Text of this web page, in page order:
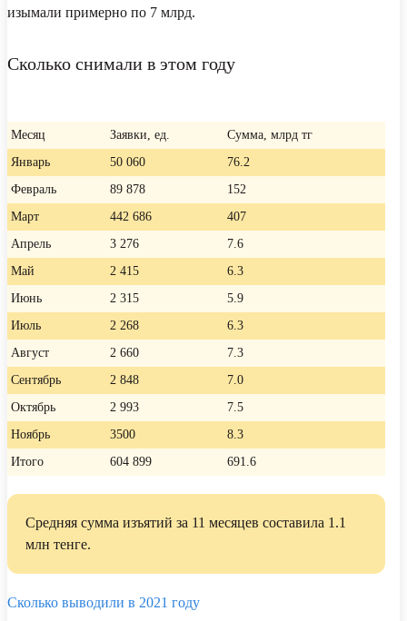
изымали примерно по 7 млрд.
Сколько снимали в этом году
Месяц Заявки, ед.
Сумма, млрд тг
Январь
50 060
76.2
Февраль
89 878
152
Март
442 686
407
Апрель
3 276
7.6
Май
2 415
6.3
Июнь
2 315
5.9
Июль
2 268
6.3
Август
2 660
7.3
Сентябрь
2 848
7.0
Октябрь
2 993
7.5
Ноябрь
3500
8.3
Итого
604 899 691.6
Средняя сумма изъятий за 11 месяцев составила 1.1
млн тенге.
Сколько выводили в 2021 году